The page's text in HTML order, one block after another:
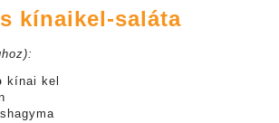
kínaikel-saláta
kínai kel